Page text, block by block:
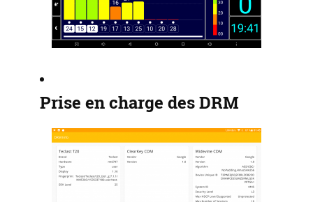
Prise en charge des DRM